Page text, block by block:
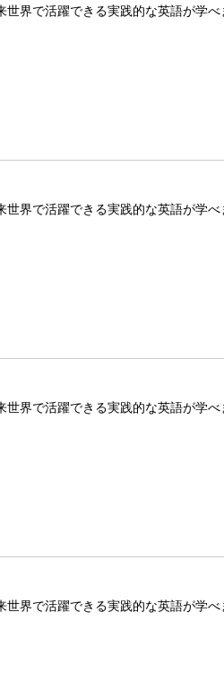
界で活躍できる実践的な英語が学べ
界で活躍できる実践的な英語が学べ
界で活躍できる実践的な英語が学べ
界で活躍できる実践的な英語が学べ